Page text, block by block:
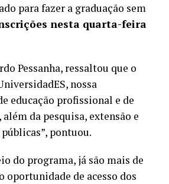
para fazer a graduação sem
nesta quarta-feira
Pessanha, ressaltou que o
nossa
educação profissional e de
da pesquisa, extensão e
pontuou.
do programa, já são mais de
oportunidade de acesso dos